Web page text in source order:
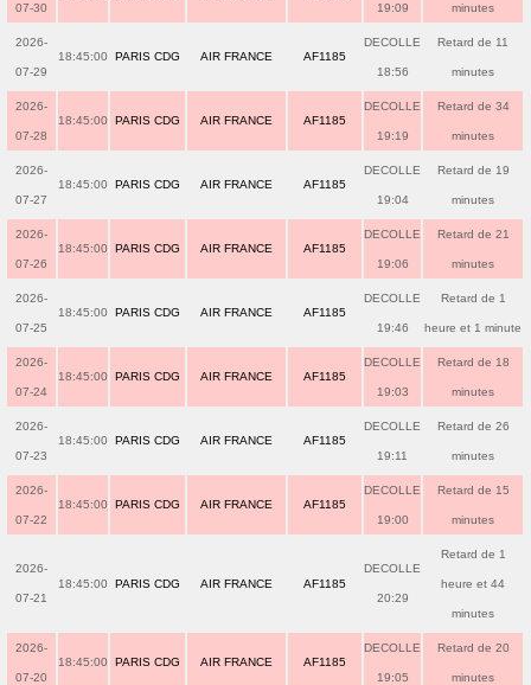
07-30 19:09 minutes
2026-
07-29
18:45:00 PARIS CDG AIR FRANCE AF1185
DECOLLE
18:56
Retard de 11
minutes
2026-
07-28
18:45:00 PARIS CDG AIR FRANCE AF1185
DECOLLE
19:19
Retard de 34
minutes
2026-
07-27
18:45:00 PARIS CDG AIR FRANCE AF1185
DECOLLE
19:04
Retard de 19
minutes
2026-
07-26
18:45:00 PARIS CDG AIR FRANCE AF1185
DECOLLE
19:06
Retard de 21
minutes
2026-
07-25
18:45:00 PARIS CDG AIR FRANCE AF1185
DECOLLE
19:46
Retard de 1
heure et 1 minute
2026-
07-24
18:45:00 PARIS CDG AIR FRANCE AF1185
DECOLLE
19:03
Retard de 18
minutes
2026-
07-23
18:45:00 PARIS CDG AIR FRANCE AF1185
DECOLLE
19:11
Retard de 26
minutes
2026-
07-22
18:45:00 PARIS CDG AIR FRANCE AF1185
DECOLLE
19:00
Retard de 15
minutes
2026-
07-21
18:45:00 PARIS CDG AIR FRANCE AF1185
DECOLLE
20:29
Retard de 1
heure et 44
minutes
2026-
07-20
18:45:00 PARIS CDG AIR FRANCE AF1185
DECOLLE
19:05
Retard de 20
minutes